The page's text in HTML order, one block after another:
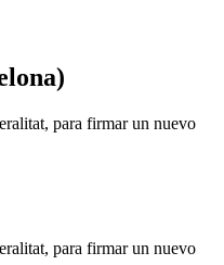
para firmar un nuevo
para firmar un nuevo